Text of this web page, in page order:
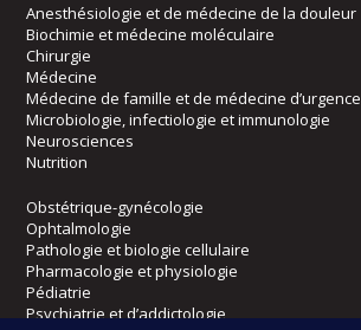
Anesthésiologie et de médecine de la douleur
Biochimie et médecine moléculaire
Chirurgie
Médecine
Médecine de famille et de médecine d’urgence
Microbiologie, infectiologie et immunologie
Neurosciences
Nutrition
Obstétrique-gynécologie
Ophtalmologie
Pathologie et biologie cellulaire
Pharmacologie et physiologie
Pédiatrie
Psychiatrie et d’addictologie